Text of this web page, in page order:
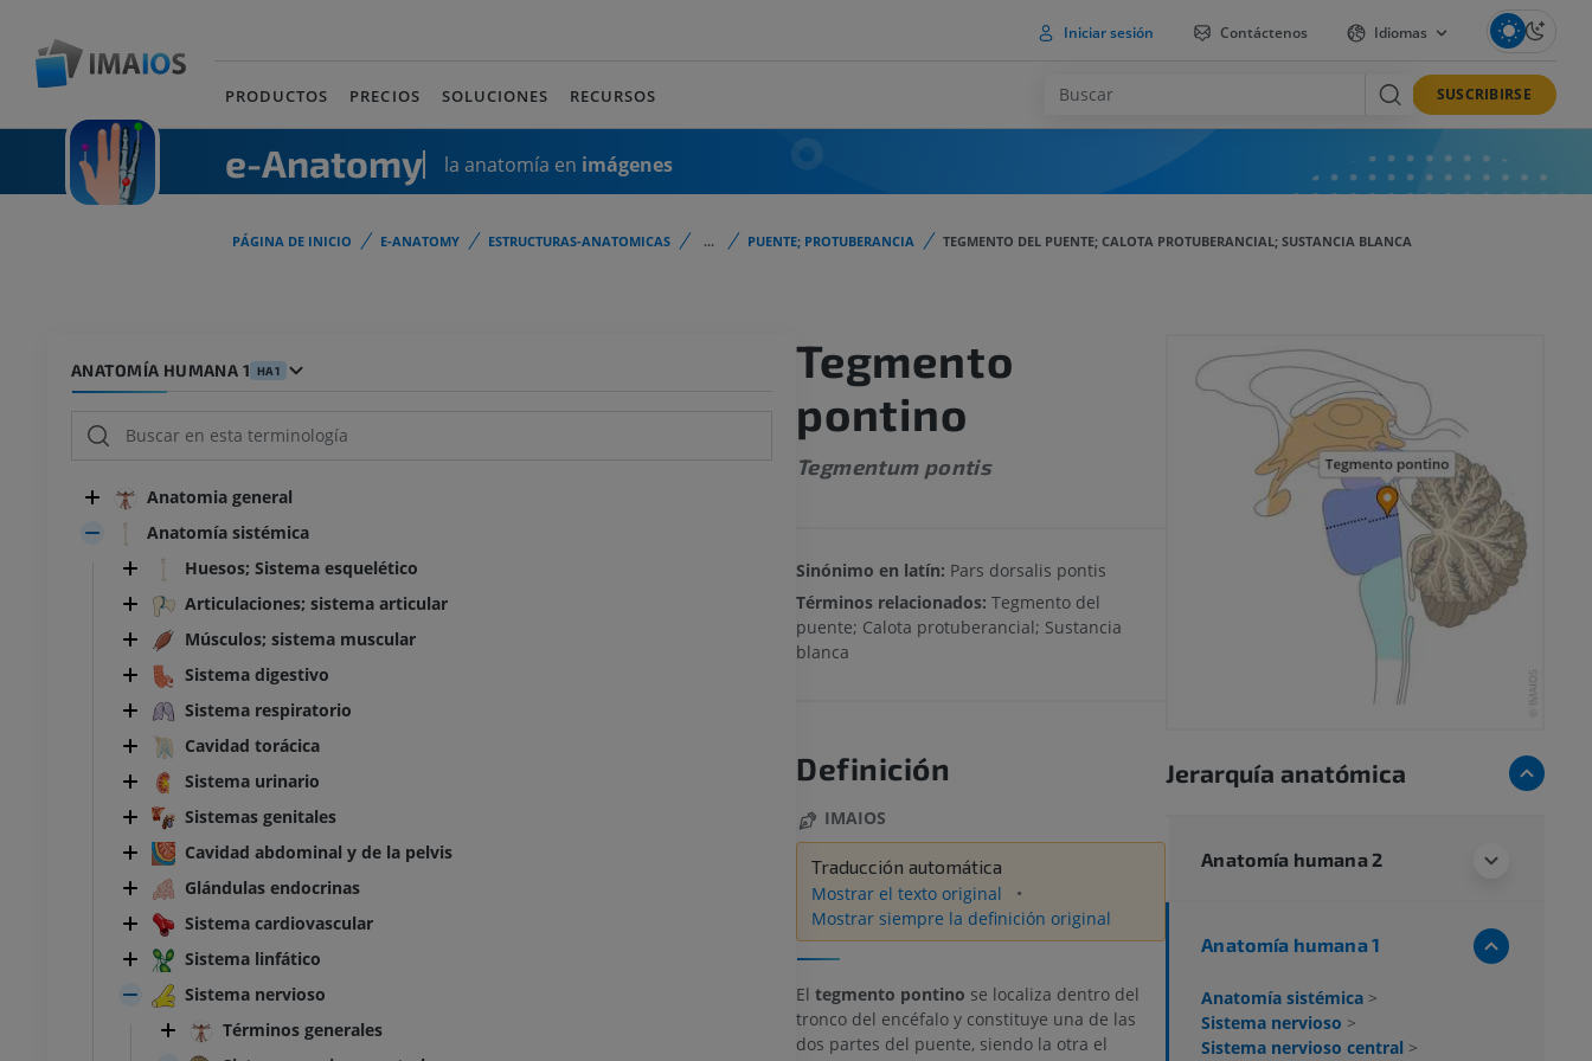
Iniciar sesión Contáctenos Idiomas
PRODUCTOS PRECIOS SOLUCIONES RECURSOS SUSCRIBIRSE
e-Anatomy la anatomía en imágenes
PÁGINA DE INICIO E-ANATOMY ESTRUCTURAS-ANATOMICAS ... PUENTE; PROTUBERANCIA TEGMENTO DEL PUENTE; CALOTA PROTUBERANCIAL; SUSTANCIA BLANCA
ANATOMÍA HUMANA 1 HA1
Anatomia general
Anatomía sistémica
Huesos; Sistema esquelético
Articulaciones; sistema articular
Músculos; sistema muscular
Sistema digestivo
Sistema respiratorio
Cavidad torácica
Sistema urinario
Sistemas genitales
Cavidad abdominal y de la pelvis
Glándulas endocrinas
Sistema cardiovascular
Sistema linfático
Sistema nervioso
Términos generales
Tegmento
pontino
Tegmentum pontis
Sinónimo en latín: Pars dorsalis pontis
Términos relacionados: Tegmento del
puente; Calota protuberancial; Sustancia
blanca
Definición
IMAIOS
Traducción automática
Mostrar el texto original
Mostrar siempre la definición original
El tegmento pontino se localiza dentro del
tronco del encéfalo y constituye una de las
dos partes del puente, siendo la otra el
Jerarquía anatómica
Anatomía humana 2
Anatomía humana 1
Anatomía sistémica >
Sistema nervioso >
Sistema nervioso central >